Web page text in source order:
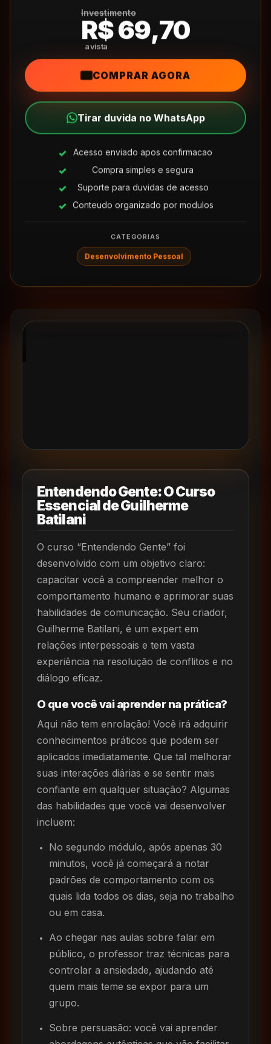
Entendendo Gente: O Curso
Essencial de Guilherme
Batilani
O curso “Entendendo Gente” foi
desenvolvido com um objetivo claro:
capacitar você a compreender melhor o
comportamento humano e aprimorar suas
habilidades de comunicação. Seu criador,
Guilherme Batilani, é um expert em
relações interpessoais e tem vasta
experiência na resolução de conflitos e no
diálogo eficaz.
O que você vai aprender na prática?
Aqui não tem enrolação! Você irá adquirir
conhecimentos práticos que podem ser
aplicados imediatamente. Que tal melhorar
suas interações diárias e se sentir mais
confiante em qualquer situação? Algumas
das habilidades que você vai desenvolver
incluem:
No segundo módulo, após apenas 30
minutos, você já começará a notar
padrões de comportamento com os
quais lida todos os dias, seja no trabalho
ou em casa.
Ao chegar nas aulas sobre falar em
público, o professor traz técnicas para
controlar a ansiedade, ajudando até
quem mais teme se expor para um
grupo.
Sobre persuasão: você vai aprender
Investimento
R$ 69,70
COMPRAR AGORA
Tirar duvida no WhatsApp
Acesso enviado apos confirmacao
Compra simples e segura
Suporte para duvidas de acesso
Conteudo organizado por modulos
CATEGORIAS
Desenvolvimento Pessoal